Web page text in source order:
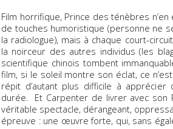
Film horrifique, Prince des ténèbres
de touches humoristique (personne ne
la radiologue), mais à chaque court-
la noirceur des autres individus (les
scientifique chinois tombent
film, si le soleil montre son éclat, ce n’est
répit d’autant plus difficile à apprécier
durée. Et Carpenter de livrer avec son
véritable spectacle, dérangeant,
épreuve : une œuvre forte, qui, sans